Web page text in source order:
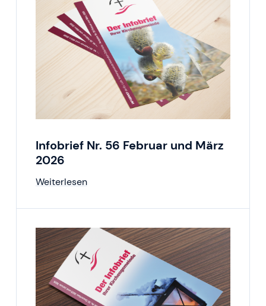
Infobrief Nr. 56 Februar und März
2026
Weiterlesen